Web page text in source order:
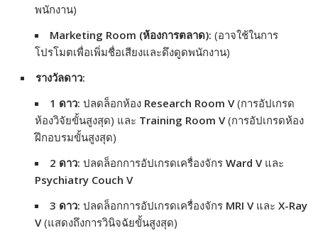
พนักงาน)
Marketing Room (ห้องการตลาด): (อาจใช้ในการ
โปรโมตเพื่อเพิ่มชื่อเสียงและดึงดูดพนักงาน)
รางวัลดาว:
1 ดาว: ปลดล็อกห้อง Research Room V(การอัปเกรด
ห้องวิจัยขั้นสูงสุด) และ Training Room V(การอัปเกรดห้อง
ฝึกอบรมขั้นสูงสุด)
2 ดาว: ปลดล็อกการอัปเกรดเครื่องจักรWard Vและ
Psychiatry Couch V
3 ดาว: ปลดล็อกการอัปเกรดเครื่องจักร MRI VและX-Ray
V(แสดงถึงการวินิจฉัยขั้นสูงสุด)